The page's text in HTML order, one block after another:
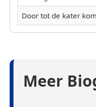
Door tot de kater
Meer